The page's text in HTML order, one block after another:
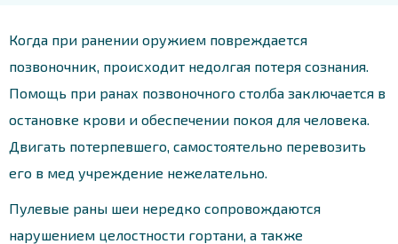
Когда при ранении оружием повреждается
позвоночник, происходит недолгая потеря сознания.
Помощь при ранах позвоночного столба заключается в
остановке крови и обеспечении покоя для человека.
Двигать потерпевшего, самостоятельно перевозить
его в мед учреждение нежелательно.
Пулевые раны шеи нередко сопровождаются
нарушением целостности гортани, а также